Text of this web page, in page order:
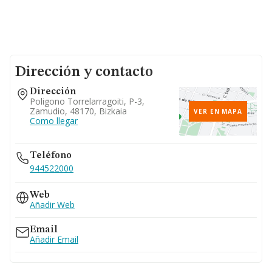
Dirección y contacto
Dirección
Poligono Torrelarragoiti, P-3,
Zamudio, 48170, Bizkaia
Como llegar
VER EN MAPA
Teléfono
944522000
Web
Añadir Web
Email
Añadir Email